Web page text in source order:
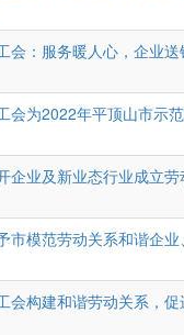
会：服务暖人心，企业送
会为2022年平顶山市示
企业及新业态行业成立
市模范劳动关系和谐企
会构建和谐劳动关系，促